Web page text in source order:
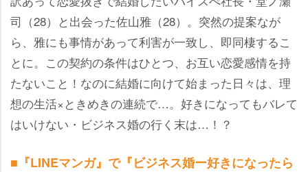
司（28）と出会った佐山雅（28）。突然の提案なが
ら、雅にも事情があって利害が一致し、即同棲するこ
とに。この契約の条件はひとつ、お互い恋愛感情を持
たないこと！なのに結婚に向けて始まった日々は、理
想の生活×ときめきの連続で…。好きになってもバレて
はいけない・ビジネス婚の行く末は…！？
■『LINEマンガ』で『ビジネス婚ー好きになったら